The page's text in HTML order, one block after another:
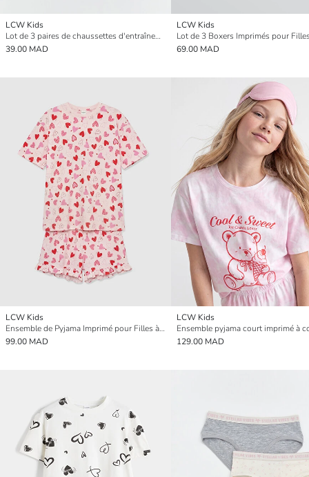
LCW Kids
Lot de 3 paires de chaussettes d'entraînement pour filles avec détails en dentelle
39.00 MAD
LCW Kids
Lot de 3 Boxers Imprimés pour
69.00 MAD
LCW Kids
Ensemble de Pyjama Imprimé pour Filles à Col Rond
99.00 MAD
LCW Kids
129.00 MAD